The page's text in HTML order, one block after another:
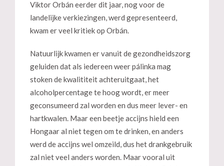
Viktor Orbán eerder dit jaar, nog voor de
landelijke verkiezingen, werd gepresenteerd,
kwam er veel kritiek op Orbán.
Natuurlijk kwamen er vanuit de gezondheidszorg
geluiden dat als iedereen weer pálinka mag
stoken de kwalititeit achteruitgaat, het
alcoholpercentage te hoog wordt, er meer
geconsumeerd zal worden en dus meer lever- en
hartkwalen. Maar een beetje accijns hield een
Hongaar al niet tegen om te drinken, en anders
werd de accijns wel omzeild, dus het drankgebruik
zal niet veel anders worden. Maar vooral uit